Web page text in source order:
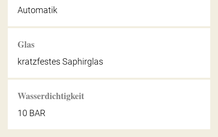
Automatik
Glas
kratzfestes Saphirglas
Wasserdichtigkeit
10 BAR